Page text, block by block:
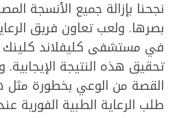
نجحنا بإزالة جميع الأنسجة
بصرها. ولعب تعاون فريق
في مستشفى كليفلاند كلينك
تحقيق هذه النتيجة
القصة من الوعي بخطورة مثل
طلب الرعاية الطبية الفورية